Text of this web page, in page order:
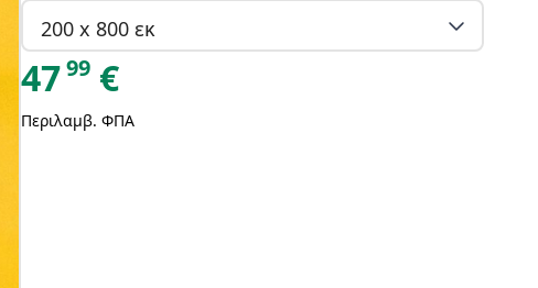
Πορτοκα
Μαύρο
200 x 800 εκ
4799 €
Περιλαμβ. ΦΠΑ